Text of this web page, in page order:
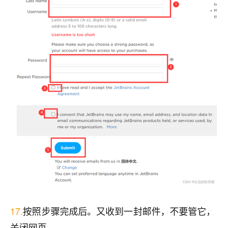
17.按照步骤完成后。又收到一封邮件，不要管它，